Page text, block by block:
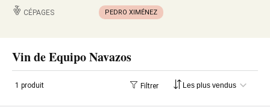
CÉPAGES PEDRO XIMÉNEZ
Vin de Equipo Navazos
1 produit Filtrer